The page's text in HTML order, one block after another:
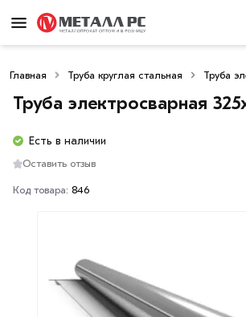
Главная Труба круглая стальная Труба
Труба электросварная
Есть в наличии
Оставить отзыв
Код товара: 846